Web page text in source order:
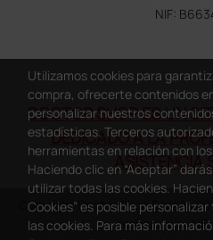
NIF:
DOCTOR SHOP ES UN
DEDICADO A LA
ASISTENCIA
Copyright Doctor Shop España
reservados -
Utilizamos cookies para
compra, ofrecerte contenidos
personalizar nuestros
estadísticas. Terceros
herramientas en relación con
Haciendo clic en “Aceptar”
utilizar todas las cookies.
Cookies” es posible
las cookies. Para más